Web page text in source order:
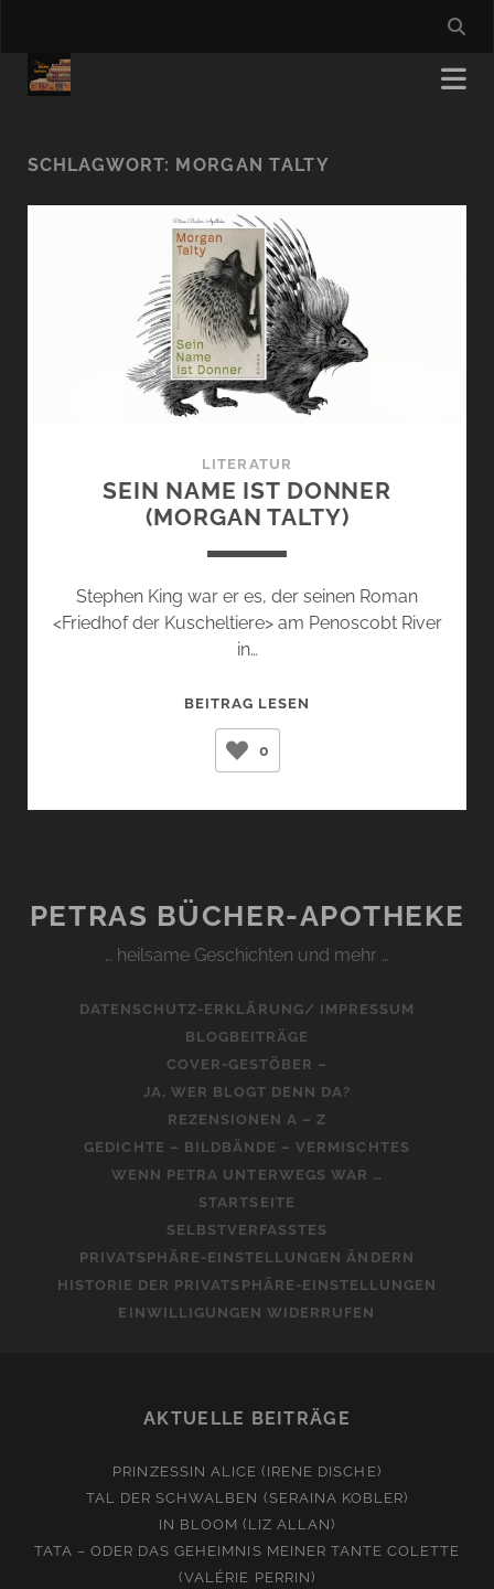
SCHLAGWORT: MORGAN TALTY
LITERATUR
SEIN NAME IST DONNER
(MORGAN TALTY)
Stephen King war er es, der seinen Roman
<Friedhof der Kuscheltiere> am Penoscobt River
in…
BEITRAG LESEN
(MORGAN
0
PETRAS BÜCHER-APOTHEKE
… heilsame Geschichten und mehr …
DATENSCHUTZ-ERKLÄRUNG/ IMPRESSUM
BLOGBEITRÄGE
COVER-GESTÖBER –
JA, WER BLOGT DENN DA?
REZENSIONEN A – Z
GEDICHTE – BILDBÄNDE – VERMISCHTES
WENN PETRA UNTERWEGS WAR …
STARTSEITE
SELBSTVERFASSTES
PRIVATSPHÄRE-EINSTELLUNGEN ÄNDERN
HISTORIE DER PRIVATSPHÄRE-EINSTELLUNGEN
EINWILLIGUNGEN WIDERRUFEN
AKTUELLE BEITRÄGE
PRINZESSIN ALICE (IRENE DISCHE)
TAL DER SCHWALBEN (SERAINA KOBLER)
IN BLOOM (LIZ ALLAN)
TATA – ODER DAS GEHEIMNIS MEINER TANTE COLETTE
(VALÉRIE PERRIN)